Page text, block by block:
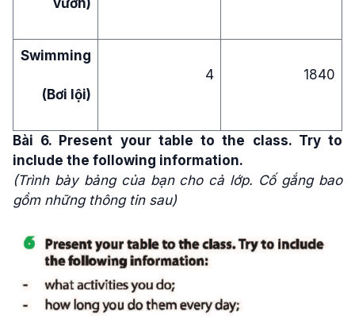
Swimming
(Bơi lội)
4 1840
Bài 6. Present your table to the class. Try to
include the following information.
(Trình bày bảng của bạn cho cả lớp. Cố gắng bao
gồm những thông tin sau)